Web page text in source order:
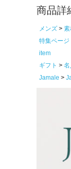
商品詳
メンズ
特集ページ
item
ギフト
Jamale